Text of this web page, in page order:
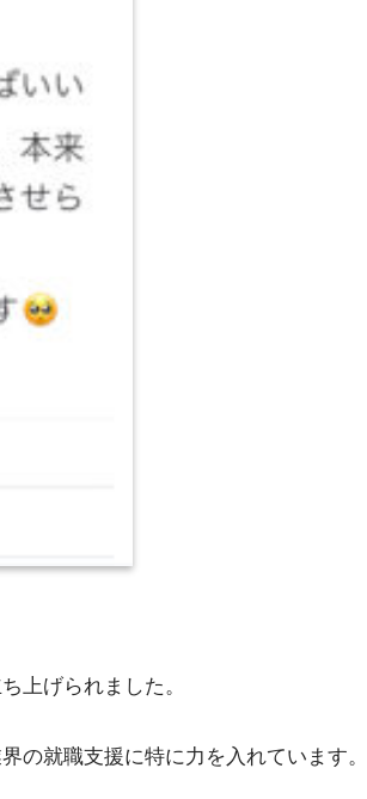
上げられました。
の就職支援に特に力を入れています。